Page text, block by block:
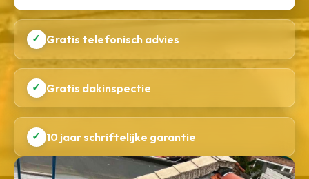
✓ Gratis telefonisch advies
✓ Gratis dakinspectie
✓ 10 jaar schriftelijke garantie